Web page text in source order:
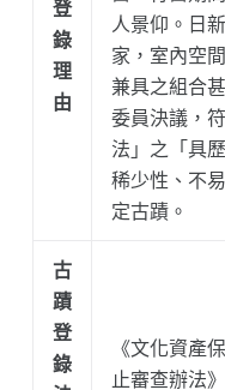
登
錄
理
由
人景仰。日
家，室內空
兼具之組合
委員決議，
法」之「具
稀少性、不
定古蹟。
古
蹟
登
錄
《文化資產
止審查辦法